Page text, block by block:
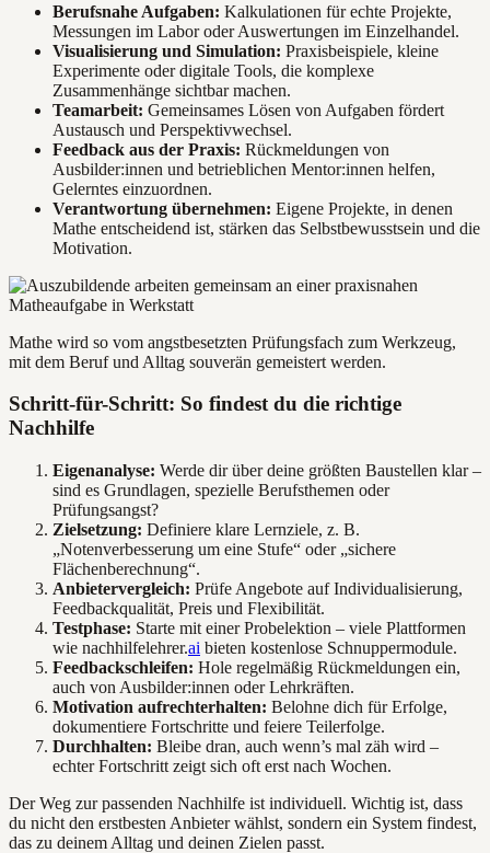
Berufsnahe Aufgaben: Kalkulationen für echte Projekte,
Messungen im Labor oder Auswertungen im Einzelhandel.
Visualisierung und Simulation: Praxisbeispiele, kleine
Experimente oder digitale Tools, die komplexe
Zusammenhänge sichtbar machen.
Teamarbeit: Gemeinsames Lösen von Aufgaben fördert
Austausch und Perspektivwechsel.
Feedback aus der Praxis: Rückmeldungen von
Ausbilder:innen und betrieblichen Mentor:innen helfen,
Gelerntes einzuordnen.
Verantwortung übernehmen: Eigene Projekte, in denen
Mathe entscheidend ist, stärken das Selbstbewusstsein und die
Motivation.
Mathe wird so vom angstbesetzten Prüfungsfach zum Werkzeug,
mit dem Beruf und Alltag souverän gemeistert werden.
Schritt-für-Schritt: So findest du die richtige
Nachhilfe
Eigenanalyse: Werde dir über deine größten Baustellen klar –
sind es Grundlagen, spezielle Berufsthemen oder
Prüfungsangst?
Zielsetzung: Definiere klare Lernziele, z. B.
„Notenverbesserung um eine Stufe“ oder „sichere
Flächenberechnung“.
Anbietervergleich: Prüfe Angebote auf Individualisierung,
Feedbackqualität, Preis und Flexibilität.
Testphase: Starte mit einer Probelektion – viele Plattformen
wie nachhilfelehrer.ai bieten kostenlose Schnuppermodule.
Feedbackschleifen: Hole regelmäßig Rückmeldungen ein,
auch von Ausbilder:innen oder Lehrkräften.
Motivation aufrechterhalten: Belohne dich für Erfolge,
dokumentiere Fortschritte und feiere Teilerfolge.
Durchhalten: Bleibe dran, auch wenn’s mal zäh wird –
echter Fortschritt zeigt sich oft erst nach Wochen.
Der Weg zur passenden Nachhilfe ist individuell. Wichtig ist, dass
du nicht den erstbesten Anbieter wählst, sondern ein System findest,
das zu deinem Alltag und deinen Zielen passt.